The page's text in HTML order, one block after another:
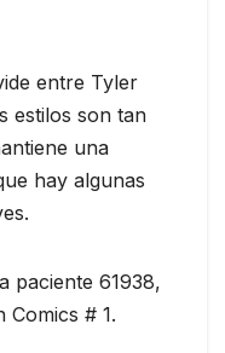
entre Tyler
estilos son tan
una
hay algunas
paciente 61938,
Comics # 1.